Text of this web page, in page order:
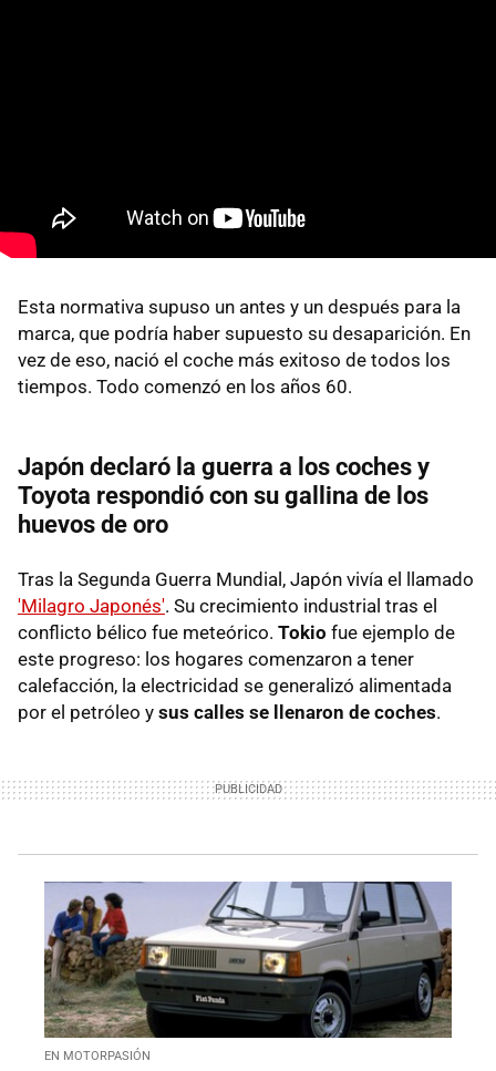
Esta normativa supuso un antes y un después para la
marca, que podría haber supuesto su desaparición. En
vez de eso, nació el coche más exitoso de todos los
tiempos. Todo comenzó en los años 60.
Japón declaró la guerra a los coches y
Toyota respondió con su gallina de los
huevos de oro
Tras la Segunda Guerra Mundial, Japón vivía el llamado
'Milagro Japonés'. Su crecimiento industrial tras el
conflicto bélico fue meteórico. Tokio fue ejemplo de
este progreso: los hogares comenzaron a tener
calefacción, la electricidad se generalizó alimentada
por el petróleo y sus calles se llenaron de coches.
EN MOTORPASIÓN